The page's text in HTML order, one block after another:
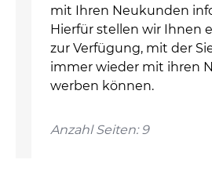
mit Ihren Neukunden
Hierfür stellen wir Ihnen
zur Verfügung, mit der
immer wieder mit ihren
werben können.
Anzahl Seiten: 9